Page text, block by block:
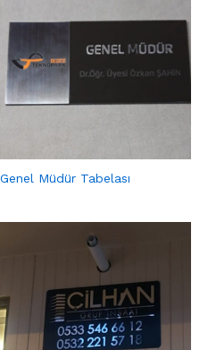
Genel Müdür Tabelası